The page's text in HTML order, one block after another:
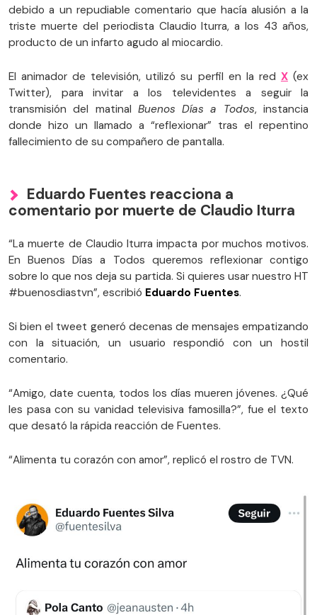
debido a un repudiable comentario que hacía alusión a la
triste muerte del periodista Claudio Iturra, a los 43 años,
producto de un infarto agudo al miocardio.
El animador de televisión, utilizó su perfil en la red X(ex
Twitter), para invitar a los televidentes a seguir la
transmisión del matinal Buenos Días a Todos, instancia
donde hizo un llamado a “reflexionar” tras el repentino
fallecimiento de su compañero de pantalla.
Eduardo Fuentes reacciona a
comentario por muerte de Claudio Iturra
“La muerte de Claudio Iturra impacta por muchos motivos.
En Buenos Días a Todos queremos reflexionar contigo
sobre lo que nos deja su partida. Si quieres usar nuestro HT
#buenosdiastvn”, escribió Eduardo Fuentes.
Si bien el tweet generó decenas de mensajes empatizando
con la situación, un usuario respondió con un hostil
comentario.
“Amigo, date cuenta, todos los días mueren jóvenes. ¿Qué
les pasa con su vanidad televisiva famosilla?”, fue el texto
que desató la rápida reacción de Fuentes.
“Alimenta tu corazón con amor”, replicó el rostro de TVN.